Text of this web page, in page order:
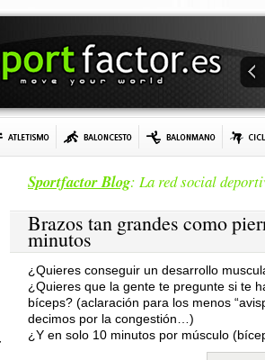
Sportfactor Blog: La red social
Brazos tan grandes como
minutos
¿Quieres conseguir un desarrollo
¿Quieres que la gente te pregunte si te
bíceps? (aclaración para los menos
decimos por la congestión…)
¿Y en solo 10 minutos por músculo